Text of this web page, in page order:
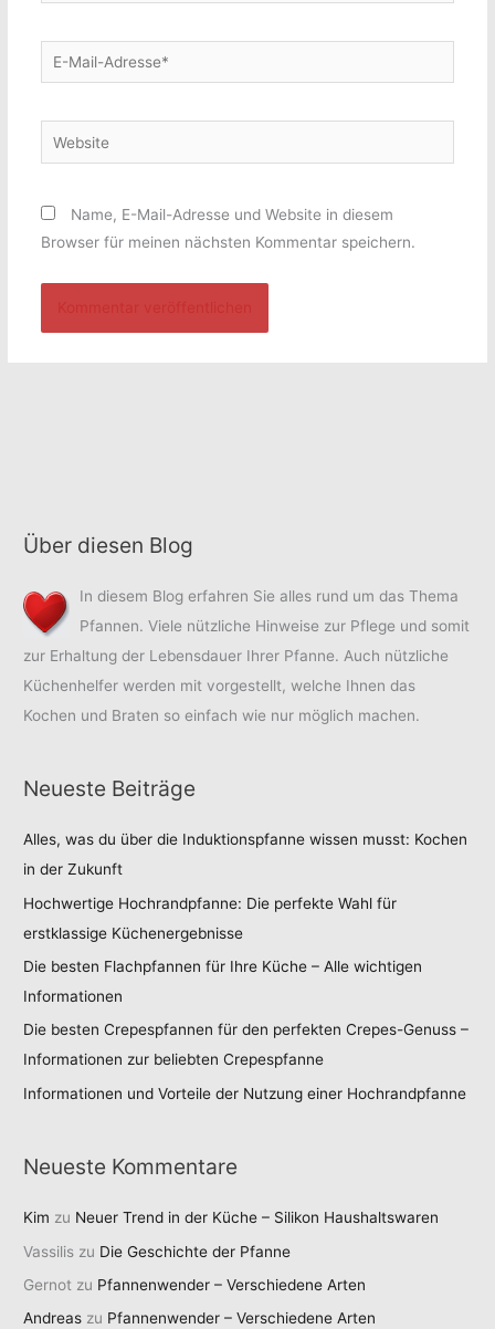
E-
Mail-
Website
Name, E-Mail-Adresse und Website in diesem
Browser für meinen nächsten Kommentar speichern.
Über diesen Blog
In diesem Blog erfahren Sie alles rund um das Thema
Pfannen. Viele nützliche Hinweise zur Pflege und somit
zur Erhaltung der Lebensdauer Ihrer Pfanne. Auch nützliche
Küchenhelfer werden mit vorgestellt, welche Ihnen das
Kochen und Braten so einfach wie nur möglich machen.
Neueste Beiträge
Alles, was du über die Induktionspfanne wissen musst: Kochen
in der Zukunft
Hochwertige Hochrandpfanne: Die perfekte Wahl für
erstklassige Küchenergebnisse
Die besten Flachpfannen für Ihre Küche – Alle wichtigen
Informationen
Die besten Crepespfannen für den perfekten Crepes-Genuss –
Informationen zur beliebten Crepespfanne
Informationen und Vorteile der Nutzung einer Hochrandpfanne
Neueste Kommentare
Kim zu Neuer Trend in der Küche – Silikon Haushaltswaren
Vassilis zu Die Geschichte der Pfanne
Gernot zu Pfannenwender – Verschiedene Arten
Andreas zu Pfannenwender – Verschiedene Arten